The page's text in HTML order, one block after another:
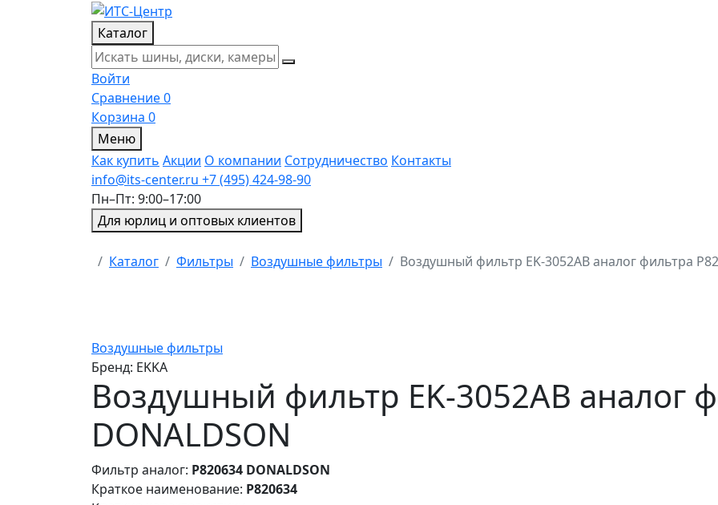
Каталог
Войти
Сравнение0
Корзина 0
Меню
Как купить Акции О компании Сотрудничество Контакты
info@its-center.ru +7 (495) 424-98-90
Пн–Пт: 9:00–17:00
Для юрлиц и оптовых клиентов
Главная
Каталог Фильтры Воздушные фильтры Воздушный фильтр EK-3052AB аналог фильтра
Воздушные фильтры
Бренд: EKKA
Воздушный фильтр EK-3052AB аналог
DONALDSON
Фильтр аналог: P820634 DONALDSON
Краткое наименование: P820634